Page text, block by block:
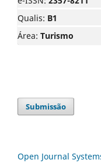
Qualis: B1
Área: Turismo
Submissão
Open Journal